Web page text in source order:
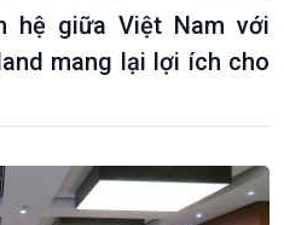
Tin Nông nghiệp & Biển
đảo
Biển đảo Việt Nam
đảo
Tìm hiểu biển, đảo Việt
hệ giữa Việt Nam với
mang lại lợi ích cho